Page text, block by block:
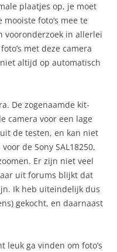
plaatjes op, je moet
foto’s mee te
vooronderzoek in allerlei
met deze camera
altijd op automatisch
De zogenaamde kit-
camera voor een lage
de testen, en kan niet
de Sony SAL18250,
Er zijn niet veel
uit forums blijkt dat
Ik heb uiteindelijk dus
gekocht, en daarnaast
leuk ga vinden om foto’s